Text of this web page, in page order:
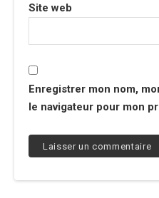
Site web
Enregistrer mon nom,
le navigateur pour mon